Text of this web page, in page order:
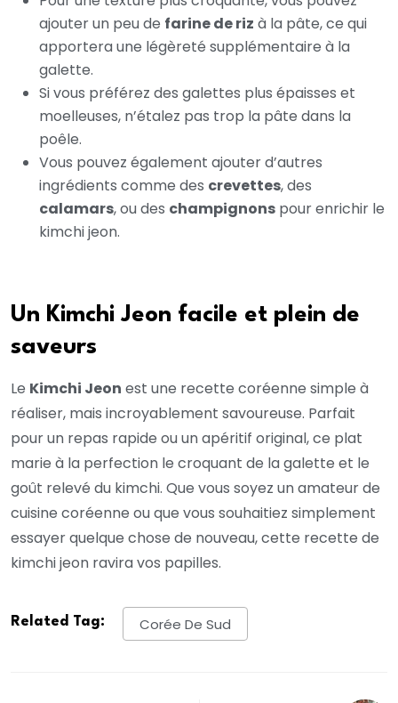
ajouter un peu de farine de riz à la pâte, ce qui
apportera une légèreté supplémentaire à la
galette.
Si vous préférez des galettes plus épaisses et
moelleuses, n’étalez pas trop la pâte dans la
poêle.
Vous pouvez également ajouter d’autres
ingrédients comme des crevettes, des
calamars, ou des champignons pour enrichir le
kimchi jeon.
Un Kimchi Jeon facile et plein de
saveurs
Le Kimchi Jeon est une recette coréenne simple à
réaliser, mais incroyablement savoureuse. Parfait
pour un repas rapide ou un apéritif original, ce plat
marie à la perfection le croquant de la galette et le
goût relevé du kimchi. Que vous soyez un amateur de
cuisine coréenne ou que vous souhaitiez simplement
essayer quelque chose de nouveau, cette recette de
kimchi jeon ravira vos papilles.
Related Tag: Corée De Sud